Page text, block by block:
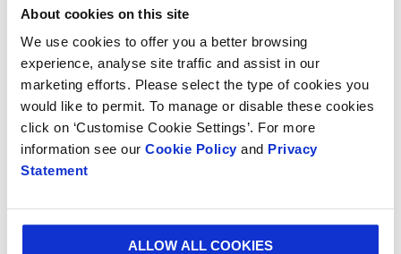
About cookies on this site
We use cookies to offer you a better browsing
experience, analyse site traffic and assist in our
marketing efforts. Please select the type of cookies you
would like to permit. To manage or disable these cookies
click on ‘Customise Cookie Settings’. For more
information see our Cookie Policy and Privacy
Statement
ALLOW ALL COOKIES
industriales.
Flexibilidad:A pesar de su resistencia, el papel
kraft es lo suficientemente flexible como para
adaptarse a distintos usos, como empaques,
bolsas, sobres, etiquetas y manualidades.
Se encuentra en distintos espesores y pesos
(gramajes), permitiendo su uso en aplicaciones